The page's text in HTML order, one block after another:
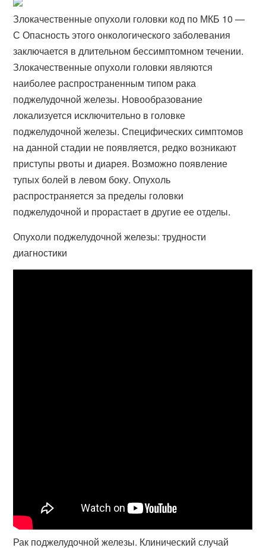
Злокачественные опухоли головки код по МКБ 10 —
С Опасность этого онкологического заболевания
заключается в длительном бессимптомном течении.
Злокачественные опухоли головки являются
наиболее распространенным типом рака
поджелудочной железы. Новообразование
локализуется исключительно в головке
поджелудочной железы. Специфических симптомов
на данной стадии не появляется, редко возникают
приступы рвоты и диарея. Возможно появление
тупых болей в левом боку. Опухоль
распространяется за пределы головки
поджелудочной и прорастает в другие ее отделы.
Опухоли поджелудочной железы: трудности
диагностики
Рак поджелудочной железы. Клинический случай